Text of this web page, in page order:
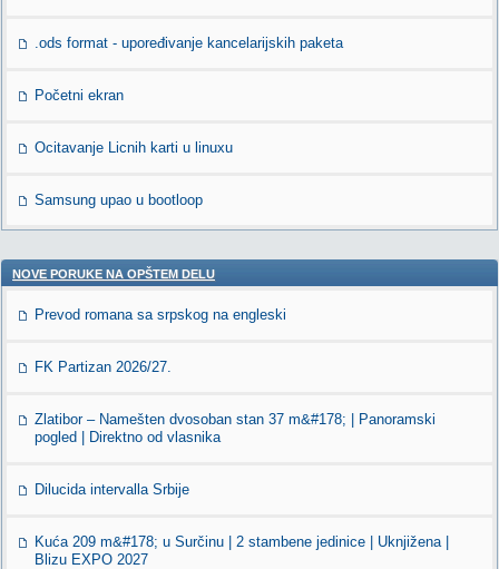
.ods format - upoređivanje kancelarijskih paketa
Početni ekran
Ocitavanje Licnih karti u linuxu
Samsung upao u bootloop
NOVE PORUKE NA OPŠTEM DELU
Prevod romana sa srpskog na engleski
FK Partizan 2026/27.
Zlatibor – Namešten dvosoban stan 37 m&#178; | Panoramski
pogled | Direktno od vlasnika
Dilucida intervalla Srbije
Kuća 209 m&#178; u Surčinu | 2 stambene jedinice | Uknjižena |
Blizu EXPO 2027